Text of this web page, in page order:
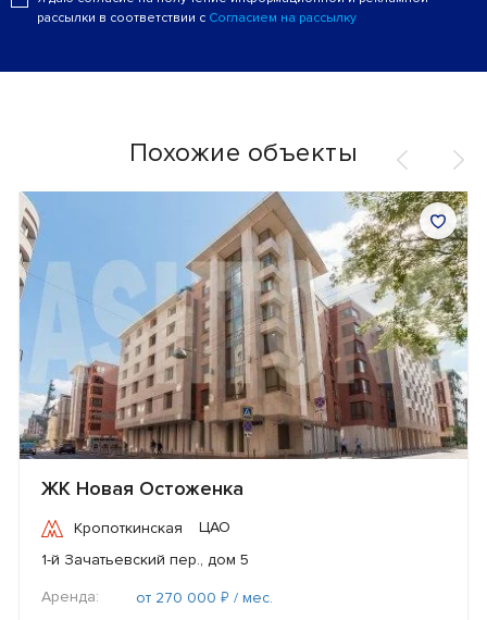
рассылки в соответствии с Согласием на рассылку
Похожие объекты
ЖК Новая Остоженка
Кропоткинская
ЦАО
1-й Зачатьевский пер., дом 5
Аренда:
от 270 000 ₽ / мес.